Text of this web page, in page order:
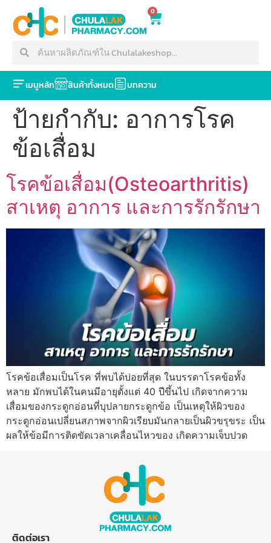
0
เมนูหลัก สินค้าทั้งหมด บทความ
ป้ายกำกับ: อาการโรค
ข้อเสื่อม
โรคข้อเสื่อม(Osteoarthritis)
สาเหตุ อาการ และการรักรักษา
โรคข้อเสื่อมเป็นโรค ที่พบได้บ่อยที่สุด ในบรรดาโรคข้อทั้ง
หลาย มักพบได้ในคนมีอายุตั้งแต่ 40 ปีขึ้นไป เกิดจากความ
เสื่อมของกระดูกอ่อนที่บุปลายกระดูกข้อ เป็นเหตุให้ผิวของ
กระดูกอ่อนเปลี่ยนสภาพจากผิวเรียบมันกลายเป็นผิวขรุขระ เป็น
ผลให้ข้อมีการติดขัดเวลาเคลื่อนไหวของ เกิดความเจ็บปวด
ติดต่อเรา